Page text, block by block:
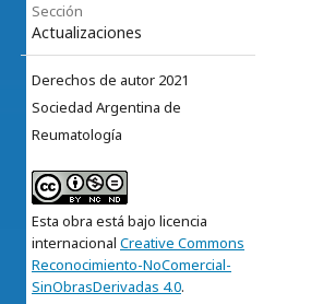
Sección
Actualizaciones
Derechos de autor 2021
Sociedad Argentina de
Reumatología
Esta obra está bajo licencia
internacional Creative Commons
Reconocimiento-NoComercial-
SinObrasDerivadas 4.0.